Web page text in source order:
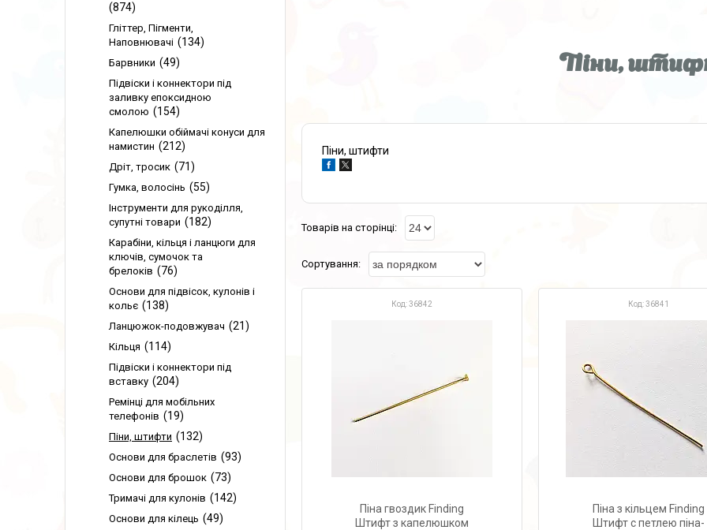
Піни,
Піни, штифти
36842
Піна гвоздик Finding
Штифт з капелюшком
36841
Піна з кільцем Finding
Штифт с петлею піна-
874
Гліттер, Пігменти,
Наповнювачі
134
Барвники 49
Підвіски і коннектори під
заливку епоксидною
смолою
154
Капелюшки обіймачі конуси для
намистин
212
Дріт, тросик 71
Гумка, волосінь 55
Інструменти для рукоділля,
супутні товари
182
Карабіни, кільця і ланцюги для
ключів, сумочок та
брелоків
76
Основи для підвісок, кулонів і
кольє
138
Ланцюжок-подовжувач 21
Кільця 114
Підвіски і коннектори під
вставку
204
Ремінці для мобільних
телефонів
19
Піни, штифти 132
Основи для браслетів 93
Основи для брошок 73
Тримачі для кулонів 142
Основи для кілець 49